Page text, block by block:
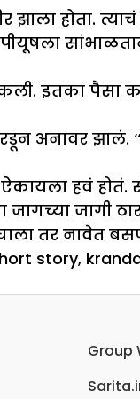
होता.
इतका
अनावर झालं.
हवं होतं.
जागी
तर नावेत
story,
Group